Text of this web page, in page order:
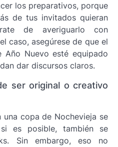
los preparativos, porque
de tus invitados quieran
de averiguarlo con
caso, asegúrese de que el
Nuevo esté equipado
dar discursos claros.
ser original o creativo
copa de Nochevieja se
es posible, también se
Sin embargo, eso no